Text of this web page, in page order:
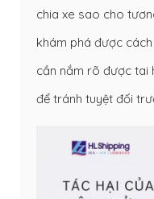
chia xe sao cho
khám phá được
cần nắm rõ được tai
để tránh tuyệt đối